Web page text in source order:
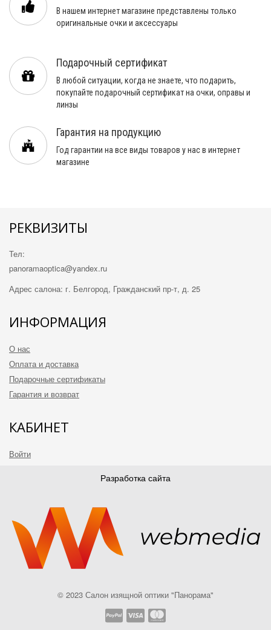
В нашем интернет магазине представлены только
оригинальные очки и аксессуары
Подарочный сертификат
В любой ситуации, когда не знаете, что подарить,
покупайте подарочный сертификат на очки, оправы и
линзы
Гарантия на продукцию
Год гарантии на все виды товаров у нас в интернет
магазине
РЕКВИЗИТЫ
Тел:
panoramaoptica@yandex.ru
Адрес салона: г. Белгород, Гражданский пр-т, д. 25
ИНФОРМАЦИЯ
О нас
Оплата и доставка
Подарочные сертификаты
Гарантия и возврат
КАБИНЕТ
Войти
МЫ В СОЦСЕТЯХ
Instagram
Разработка сайта
© 2023 Салон изящной оптики "Панорама"